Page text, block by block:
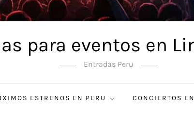
para eventos en
Entradas Peru
ESTRENOS EN PERU CONCIERTOS